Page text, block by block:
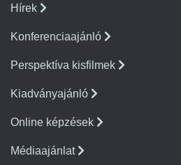
Hírek
Konferenciaajánló
Perspektíva kisfilmek
Kiadványajánló
Online képzések
Médiaajánlat